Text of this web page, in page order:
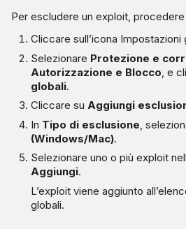
Per escludere un exploit,
Cliccare sull’icona Impostazioni
Selezionare Protezione e
Autorizzazione e Blocco , e
globali.
Cliccare suAggiungi
In Tipo di esclusione ,
(Windows/Mac).
Selezionare uno o più exploit
Aggiungi.
L’exploit viene aggiunto
globali.